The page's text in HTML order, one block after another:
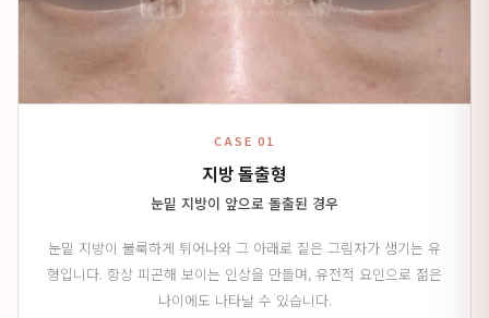
CASE 01
지방 돌출형
눈밑 지방이 앞으로 돌출된 경우
눈밑 지방이 불룩하게 튀어나와 그 아래로 짙은 그림자가 생기는 유
형입니다. 항상 피곤해 보이는 인상을 만들며, 유전적 요인으로 젊은
나이에도 나타날 수 있습니다.